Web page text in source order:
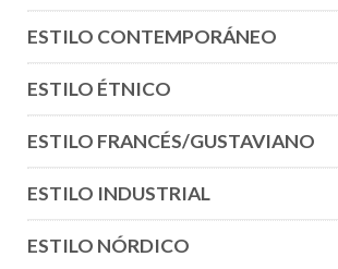
ESTILO CONTEMPORÁNEO
ESTILO ÉTNICO
ESTILO FRANCÉS/GUSTAVIANO
ESTILO INDUSTRIAL
ESTILO NÓRDICO